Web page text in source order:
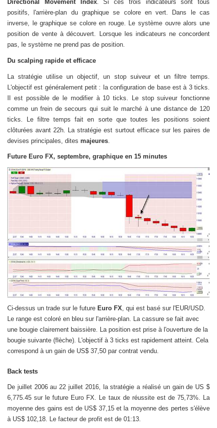
Directional Movement Index. Si ces trois indicateurs sont tous
positifs, l'arrière-plan du graphique se colore en vert. Dans le cas
inverse, le graphique se colore en rouge. Le système ouvre alors une
position de vente à découvert. Lorsque les indicateurs ne concordent
pas, le système ne prend pas de position.
Du scalping rapide et efficace
La stratégie utilise un objectif, un stop suiveur et un filtre temps.
L'objectif est généralement petit : la configuration de base est à 3 ticks.
Il est possible de le modifier à 10 ticks. Le stop suiveur fonctionne
comme un frein de secours qui suit le marché à une distance de 120
ticks. Le filtre temps fait en sorte que toutes les positions soient
clôturées avant 22h. La stratégie est surtout efficace sur les paires de
devises principales, dites majeures
Future Euro FX, septembre, graphique en 15 minutes
Ci-dessus un trade sur le future Euro FX , qui est basé sur l'EUR/USD.
Le range est coloré en bleu sur l'arrière-plan. La cassure se fait avec
une bougie clairement baissière. La position est prise à l'ouverture de la
bougie suivante (flèche). L'objectif à 3 ticks est rapidement atteint. Cela
correspond à un gain de US$ 37,50 par contrat vendu.
Back tests
De juillet 2006 au 22 juillet 2016, la stratégie a réalisé un gain de US $
6,775.45 sur le future Euro FX. Le taux de réussite est de 75,73%. La
moyenne des gains est de US$ 37,15 et la moyenne des pertes s'élève
à US$ 102,18. Le facteur de profit est de 01:13.